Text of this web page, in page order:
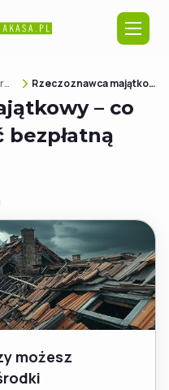
Szkoda na nieruchomości Rzeczoznawca majątkowy – co robi, jak otrzymać bezpłatną pomoc
– co
możesz